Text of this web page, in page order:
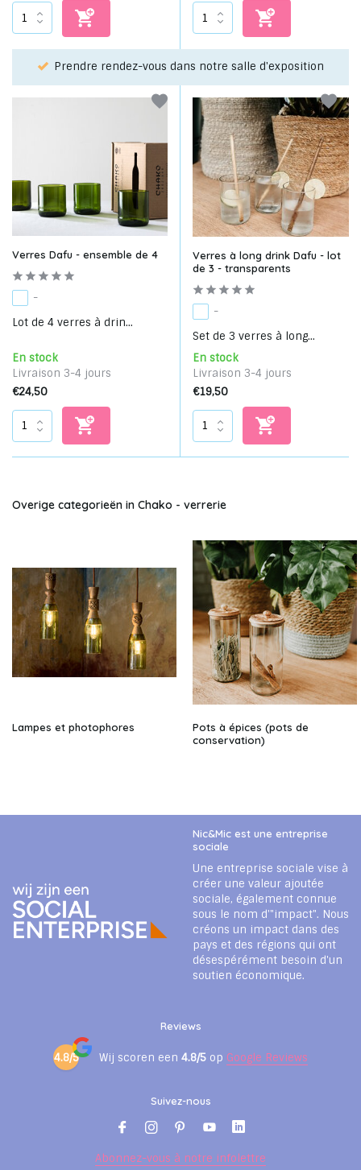
Prendre rendez-vous dans notre salle d'exposition
Verres Dafu - ensemble de 4
-
Lot de 4 verres à drin...
En stock
Livraison 3-4 jours
€24,50
Verres à long drink Dafu - lot
de 3 - transparents
-
Set de 3 verres à long...
En stock
Livraison 3-4 jours
€19,50
Overige categorieën in Chako - verrerie
Lampes et photophores
Pots à épices (pots de
conservation)
Nic&Mic est une entreprise
sociale
Une entreprise sociale vise à
créer une valeur ajoutée
sociale, également connue
sous le nom d'"impact". Nous
créons un impact dans des
pays et des régions qui ont
désespérément besoin d'un
soutien économique.
Reviews
4.8/5 Wij scoren een 4.8/5 op Google Reviews
Suivez-nous
Abonnez-vous à notre infolettre